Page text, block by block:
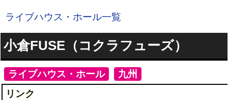
ライブハウス・ホール一覧
小倉FUSE（コクラフューズ）
ライブハウス・ホール] 九州
リンク